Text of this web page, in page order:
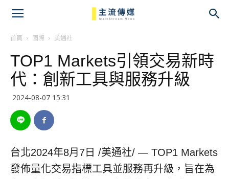
首頁 國際 美通社
TOP1 Markets引領交易新時
代：創新工具與服務升級
2024-08-07 15:31
台北2024年8月7日 /美通社/ — TOP1 Markets
發佈量化交易指標工具並服務再升級，旨在為